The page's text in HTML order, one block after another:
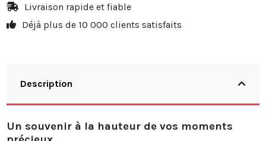
Livraison rapide et fiable
Déjà plus de 10 000 clients satisfaits
Description
Un souvenir à la hauteur de vos moments